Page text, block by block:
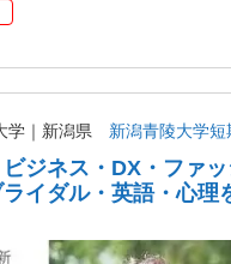
学｜新潟県 新潟青陵大学短
ジネス・DX・ファ
イダル・英語・心理